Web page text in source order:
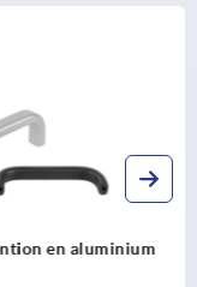
en plastique
côté